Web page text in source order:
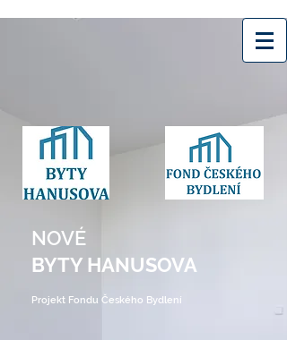
NOVÉ
BYTY HANUSOVA
Projekt Fondu Českého Bydlení